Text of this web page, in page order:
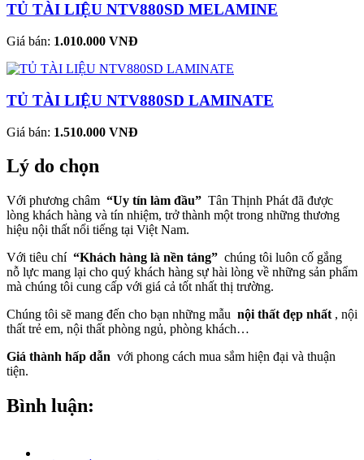
TỦ TÀI LIỆU NTV880SD MELAMINE
Giá bán: 1.010.000 VNĐ
TỦ TÀI LIỆU NTV880SD LAMINATE
Giá bán: 1.510.000 VNĐ
Lý do chọn
Với phương châm “Uy tín làm đầu” Tân Thịnh Phát đã được
lòng khách hàng và tín nhiệm, trở thành một trong những thương
hiệu nội thất nổi tiếng tại Việt Nam.
Với tiêu chí “Khách hàng là nền tảng” chúng tôi luôn cố gắng
nỗ lực mang lại cho quý khách hàng sự hài lòng về những sản phẩm
mà chúng tôi cung cấp với giá cả tốt nhất thị trường.
Chúng tôi sẽ mang đến cho bạn những mẫu nội thất đẹp nhất , nội
thất trẻ em, nội thất phòng ngủ, phòng khách…
Giá thành hấp dẫn với phong cách mua sắm hiện đại và thuận
tiện.
Bình luận: